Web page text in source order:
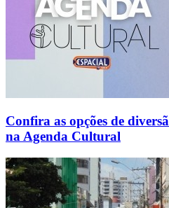
Confira as opções de
na Agenda Cultural